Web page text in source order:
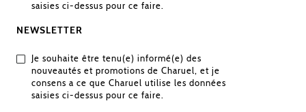
saisies ci-dessus pour ce faire.
NEWSLETTER
Je souhaite être tenu(e) informé(e) des
nouveautés et promotions de Charuel, et je
consens a ce que Charuel utilise les données
saisies ci-dessus pour ce faire.